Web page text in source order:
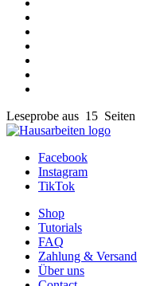
Leseprobe aus 15 Seiten
Facebook
Instagram
TikTok
Shop
Tutorials
FAQ
Zahlung & Versand
Über uns